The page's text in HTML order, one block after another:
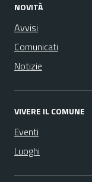
NOVITÀ
Avvisi
Comunicati
Notizie
VIVERE IL COMUNE
Eventi
Luoghi